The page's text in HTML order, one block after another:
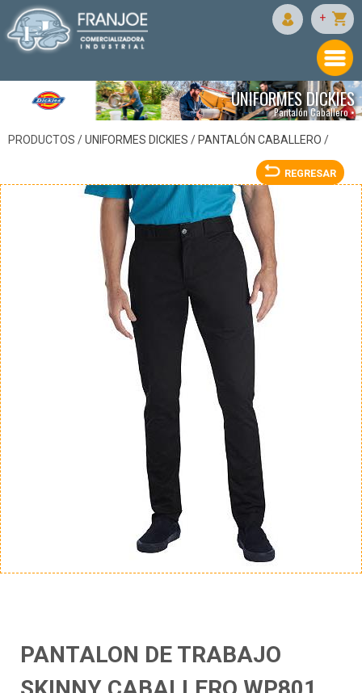
+
UNIFORMES DICKIES
Pantalón Caballero •
PRODUCTOS /UNIFORMES DICKIES / PANTALÓN CABALLERO /
REGRESAR
PANTALON DE TRABAJO